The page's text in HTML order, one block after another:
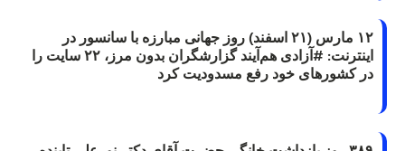
۱۲ مارس (۲۱ اسفند) روز جهانی مبارزه با سانسور در
اینترنت: #آزادی هم‌آیند گزارشگران‌ بدون مرز، ۲۲ سایت را
در کشورهای خود رفع مسدودیت کرد